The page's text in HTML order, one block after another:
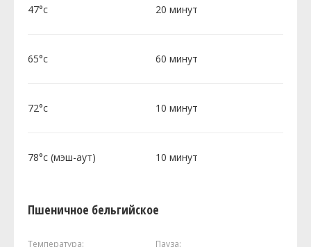
47°c 20 минут
65°c 60 минут
72°c 10 минут
78°c (мэш-аут) 10 минут
Пшеничное бельгийское
Температура: Пауза: